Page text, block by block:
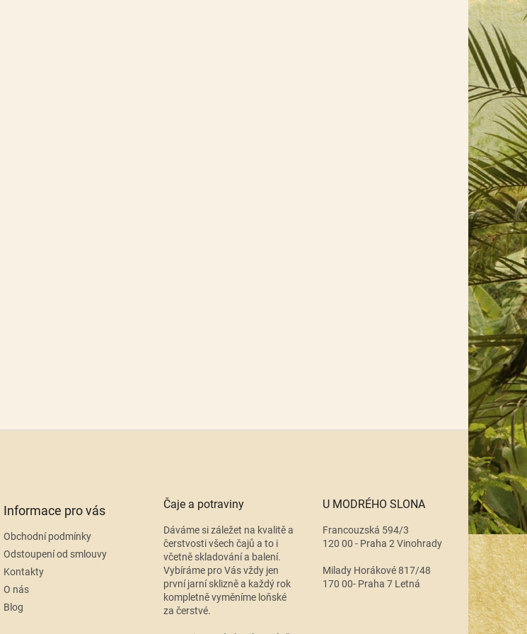
Informace pro vás
Obchodní podmínky
Odstoupení od smlouvy
Kontakty
O nás
Blog
Čaje a potraviny
Dáváme si záležet na kvalitě a
čerstvosti všech čajů a to i
včetně skladování a balení.
Vybíráme pro Vás vždy jen
první jarní sklizně a každý rok
kompletně vyměníme loňské
za čerstvé.
U MODRÉHO SLONA
Francouzská 594/3
120 00 - Praha 2 Vinohrady
Milady Horákové 817/48
170 00- Praha 7 Letná